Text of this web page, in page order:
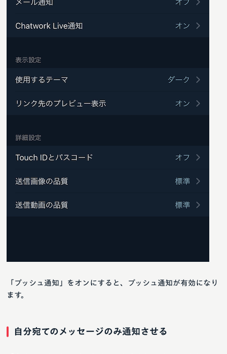
「プッシュ通知」をオンにすると、プッシュ通知が有効になり
ます。
自分宛てのメッセージのみ通知させる